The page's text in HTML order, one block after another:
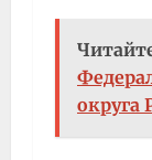
округа